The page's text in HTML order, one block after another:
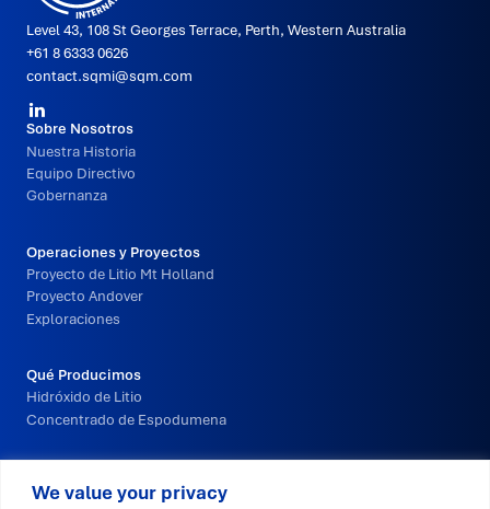
We value your privacy
Level 43, 108 St Georges Terrace, Perth, Western Australia
+61 8 6333 0626
contact.sqmi@sqm.com
Redes
Sociales
Navegación
del
pie
página
principal
Sobre Nosotros
Nuestra Historia
Equipo Directivo
Gobernanza
Operaciones y Proyectos
Proyecto de Litio Mt Holland
Proyecto Andover
Exploraciones
Qué Producimos
Hidróxido de Litio
Concentrado de Espodumena